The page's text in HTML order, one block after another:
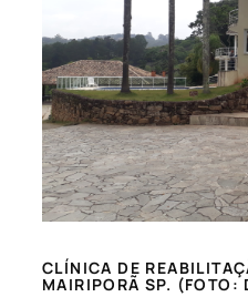
CLÍNICA DE
MAIRIPORÃ SP. (FOTO: